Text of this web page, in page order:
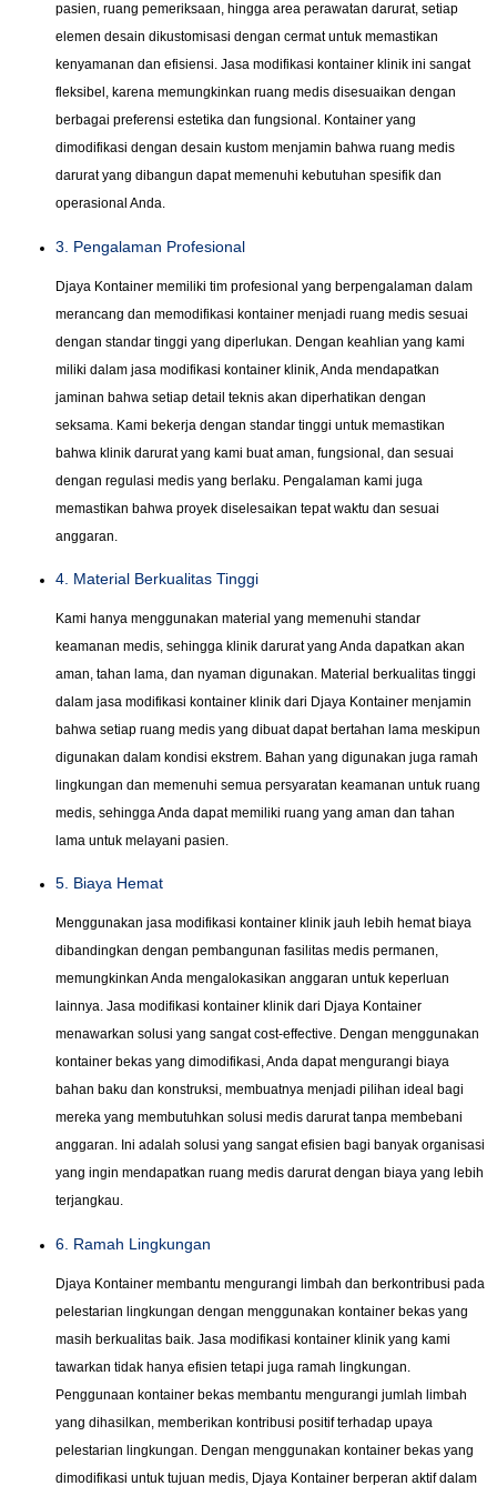
pasien, ruang pemeriksaan, hingga area perawatan darurat, setiap
elemen desain dikustomisasi dengan cermat untuk memastikan
kenyamanan dan efisiensi. Jasa modifikasi kontainer klinik ini sangat
fleksibel, karena memungkinkan ruang medis disesuaikan dengan
berbagai preferensi estetika dan fungsional. Kontainer yang
dimodifikasi dengan desain kustom menjamin bahwa ruang medis
darurat yang dibangun dapat memenuhi kebutuhan spesifik dan
operasional Anda.
3. Pengalaman Profesional
Djaya Kontainer memiliki tim profesional yang berpengalaman dalam
merancang dan memodifikasi kontainer menjadi ruang medis sesuai
dengan standar tinggi yang diperlukan. Dengan keahlian yang kami
miliki dalam jasa modifikasi kontainer klinik, Anda mendapatkan
jaminan bahwa setiap detail teknis akan diperhatikan dengan
seksama. Kami bekerja dengan standar tinggi untuk memastikan
bahwa klinik darurat yang kami buat aman, fungsional, dan sesuai
dengan regulasi medis yang berlaku. Pengalaman kami juga
memastikan bahwa proyek diselesaikan tepat waktu dan sesuai
anggaran.
4. Material Berkualitas Tinggi
Kami hanya menggunakan material yang memenuhi standar
keamanan medis, sehingga klinik darurat yang Anda dapatkan akan
aman, tahan lama, dan nyaman digunakan. Material berkualitas tinggi
dalam jasa modifikasi kontainer klinik dari Djaya Kontainer menjamin
bahwa setiap ruang medis yang dibuat dapat bertahan lama meskipun
digunakan dalam kondisi ekstrem. Bahan yang digunakan juga ramah
lingkungan dan memenuhi semua persyaratan keamanan untuk ruang
medis, sehingga Anda dapat memiliki ruang yang aman dan tahan
lama untuk melayani pasien.
5. Biaya Hemat
Menggunakan jasa modifikasi kontainer klinik jauh lebih hemat biaya
dibandingkan dengan pembangunan fasilitas medis permanen,
memungkinkan Anda mengalokasikan anggaran untuk keperluan
lainnya. Jasa modifikasi kontainer klinik dari Djaya Kontainer
menawarkan solusi yang sangat cost-effective. Dengan menggunakan
kontainer bekas yang dimodifikasi, Anda dapat mengurangi biaya
bahan baku dan konstruksi, membuatnya menjadi pilihan ideal bagi
mereka yang membutuhkan solusi medis darurat tanpa membebani
anggaran. Ini adalah solusi yang sangat efisien bagi banyak organisasi
yang ingin mendapatkan ruang medis darurat dengan biaya yang lebih
terjangkau.
6. Ramah Lingkungan
Djaya Kontainer membantu mengurangi limbah dan berkontribusi pada
pelestarian lingkungan dengan menggunakan kontainer bekas yang
masih berkualitas baik. Jasa modifikasi kontainer klinik yang kami
tawarkan tidak hanya efisien tetapi juga ramah lingkungan.
Penggunaan kontainer bekas membantu mengurangi jumlah limbah
yang dihasilkan, memberikan kontribusi positif terhadap upaya
pelestarian lingkungan. Dengan menggunakan kontainer bekas yang
dimodifikasi untuk tujuan medis, Djaya Kontainer berperan aktif dalam